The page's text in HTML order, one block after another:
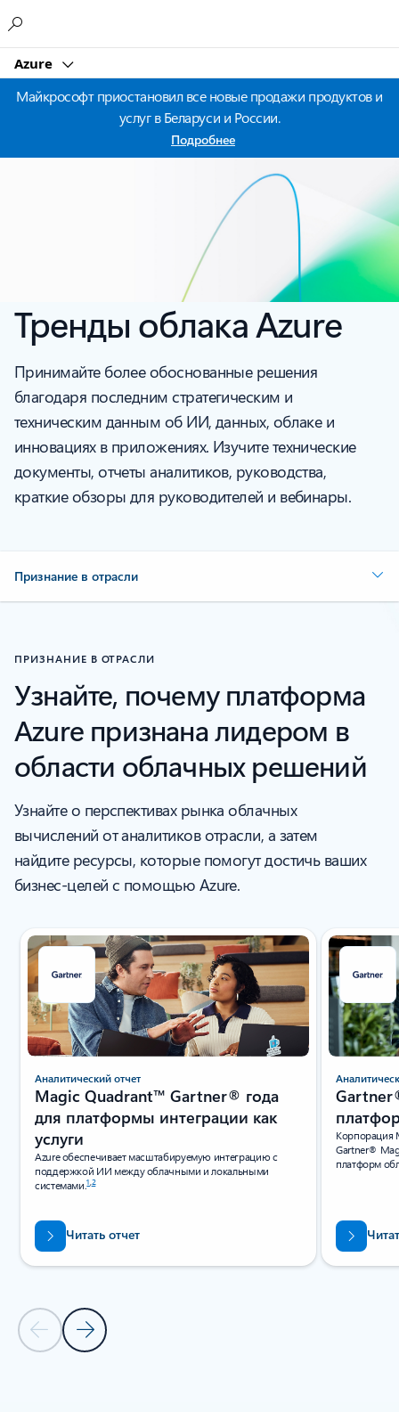
Azure
Майкрософт приостановил все новые продажи продуктов и
услуг в Беларуси и России.
Подробнее
Тренды облака Azure
Принимайте более обоснованные решения
благодаря последним стратегическим и
техническим данным об ИИ, данных, облаке и
инновациях в приложениях. Изучите технические
документы, отчеты аналитиков, руководства,
краткие обзоры для руководителей и вебинары.
Признание в отрасли
ПРИЗНАНИЕ В ОТРАСЛИ
Узнайте, почему платформа
Azure признана лидером в
области облачных решений
Узнайте о перспективах рынка облачных
вычислений от аналитиков отрасли, а затем
найдите ресурсы, которые помогут достичь ваших
бизнес-целей с помощью Azure.
Показан слайд % {curStart} из % {totalSlides}
Предыдущий слайд
Следующий слайд
Аналитический отчет
Magic Quadrant™ Gartner® года
для платформы интеграции как
услуги
Azure обеспечивает масштабируемую интеграцию с
поддержкой ИИ между облачными и локальными
системами.1,2
Читать отчет
Корпорация
Gartner®
платформ